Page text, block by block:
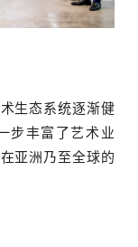
生态系统逐渐健
步丰富了艺术业
亚洲乃至全球的